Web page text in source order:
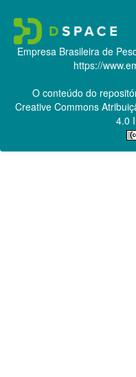
Empresa Brasileira de
https://
O conteúdo do
Creative Commons
4.0